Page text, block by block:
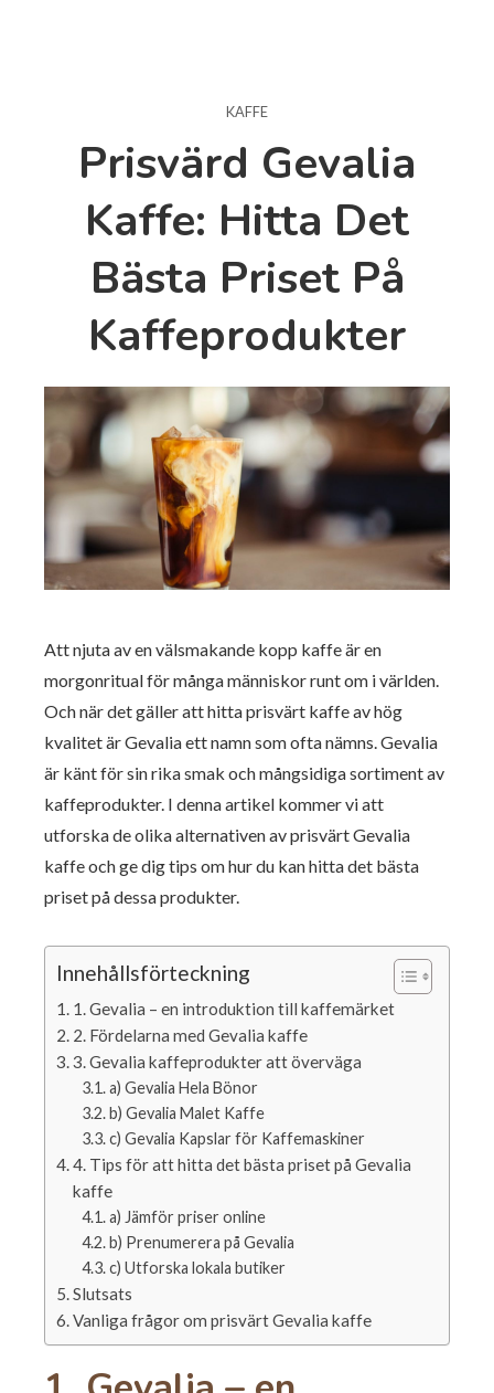
KAFFE
Prisvärd Gevalia
Kaffe: Hitta Det
Bästa Priset På
Kaffeprodukter
Att njuta av en välsmakande kopp kaffe är en
morgonritual för många människor runt om i världen.
Och när det gäller att hitta prisvärt kaffe av hög
kvalitet är Gevalia ett namn som ofta nämns. Gevalia
är känt för sin rika smak och mångsidiga sortiment av
kaffeprodukter. I denna artikel kommer vi att
utforska de olika alternativen av prisvärt Gevalia
kaffe och ge dig tips om hur du kan hitta det bästa
priset på dessa produkter.
Innehållsförteckning
1. Gevalia – en introduktion till kaffemärket
2. Fördelarna med Gevalia kaffe
3. Gevalia kaffeprodukter att överväga
a) Gevalia Hela Bönor
b) Gevalia Malet Kaffe
c) Gevalia Kapslar för Kaffemaskiner
4. Tips för att hitta det bästa priset på Gevalia
kaffe
a) Jämför priser online
b) Prenumerera på Gevalia
c) Utforska lokala butiker
Slutsats
Vanliga frågor om prisvärt Gevalia kaffe